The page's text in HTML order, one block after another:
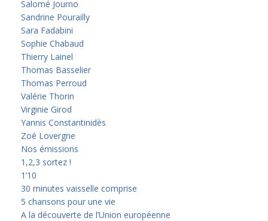
Salomé Journo
Sandrine Pourailly
Sara Fadabini
Sophie Chabaud
Thierry Lainel
Thomas Basselier
Thomas Perroud
Valérie Thorin
Virginie Girod
Yannis Constantinidès
Zoé Lovergne
Nos émissions
1,2,3 sortez !
1’10
30 minutes vaisselle comprise
5 chansons pour une vie
A la découverte de l’Union européenne